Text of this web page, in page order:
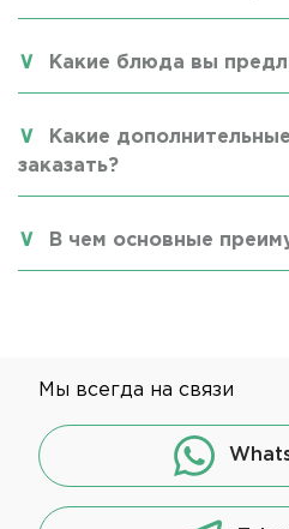
Какие блюда вы
Какие
заказать?
В чем основные
Мы всегда на связи